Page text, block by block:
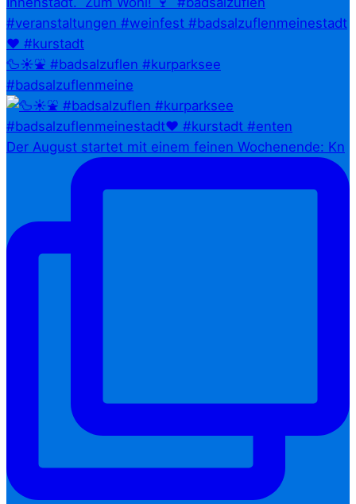
🦆☀️⛲ #badsalzuflen #kurparksee
#badsalzuflenmeine
Der August startet mit einem feinen Wochenende: Kn